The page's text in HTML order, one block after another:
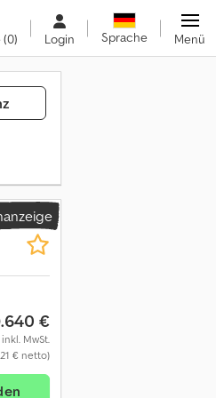
(0) Login Sprache Menü
€
MwSt.
€ netto)